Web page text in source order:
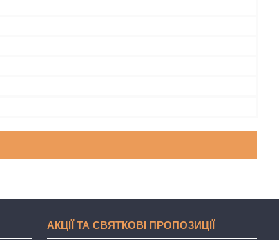
АКЦІЇ ТА СВЯТКОВІ ПРОПОЗИЦІЇ